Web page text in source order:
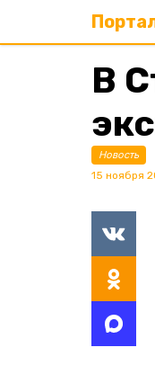
В
Новость
15 ноября